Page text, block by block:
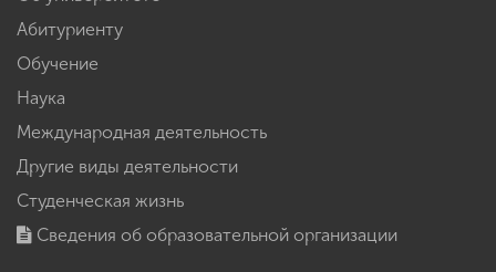
Абитуриенту
Обучение
Наука
Международная деятельность
Другие виды деятельности
Студенческая жизнь
Сведения об образовательной организации